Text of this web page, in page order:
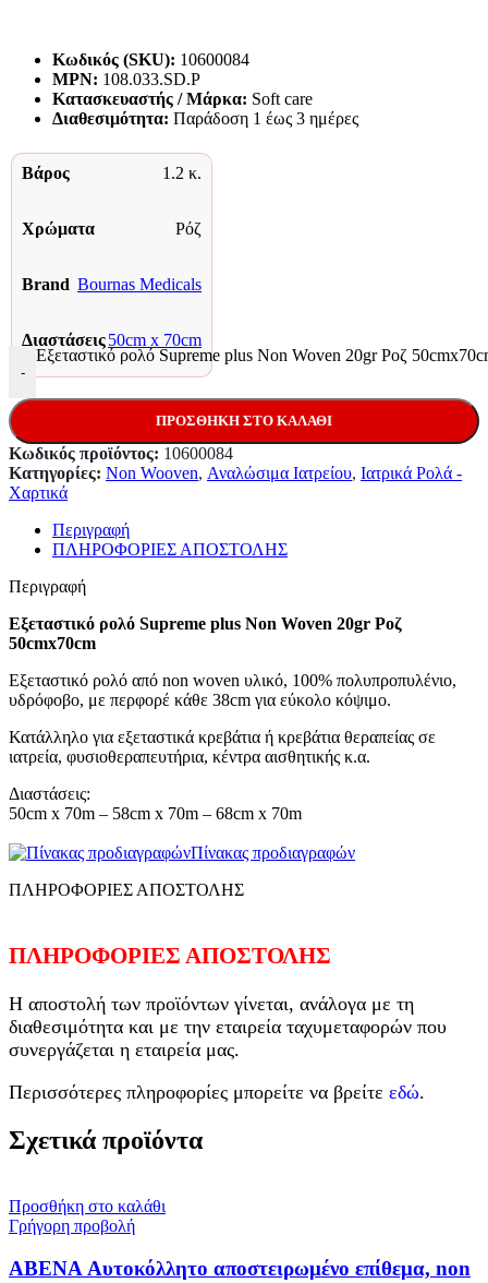
Κωδικός (SKU): 10600084
MPN: 108.033.SD.P
Κατασκευαστής / Μάρκα: Soft care
Διαθεσιμότητα: Παράδoση 1 έως 3 ημέρες
Βάρος 1.2 κ.
Χρώματα Ρόζ
Brand Bournas Medicals
Διαστάσεις50cm x 70cm
-
Εξεταστικό ρολό Supreme plus Non Woven 20gr Ροζ
ΠΡΟΣΘΉΚΗ ΣΤΟ ΚΑΛΆΘΙ
Κωδικός προϊόντος: 10600084
Κατηγορίες: Non Wooven, Αναλώσιμα Ιατρείου, Ιατρικά Ρολά -
Χαρτικά
Περιγραφή
ΠΛΗΡΟΦΟΡΙΕΣ ΑΠΟΣΤΟΛΗΣ
Περιγραφή
Εξεταστικό ρολό Supreme plus Non Woven 20gr Ροζ
50cmx70cm
Εξεταστικό ρολό από non woven υλικό, 100% πολυπροπυλένιο,
υδρόφοβο, με περφορέ κάθε 38cm για εύκολο κόψιμο.
Κατάλληλο για εξεταστικά κρεβάτια ή κρεβάτια θεραπείας σε
ιατρεία, φυσιοθεραπευτήρια, κέντρα αισθητικής κ.α.
Διαστάσεις:
50cm x 70m – 58cm x 70m – 68cm x 70m
Πίνακας προδιαγραφών
ΠΛΗΡΟΦΟΡΙΕΣ ΑΠΟΣΤΟΛΗΣ
ΠΛΗΡΟΦΟΡΙΕΣ ΑΠΟΣΤΟΛΗΣ
Η αποστολή των προϊόντων γίνεται, ανάλογα με τη
διαθεσιμότητα και με την εταιρεία ταχυμεταφορών που
συνεργάζεται η εταιρεία μας.
Περισσότερες πληροφορίες μπορείτε να βρείτε εδώ.
Σχετικά προϊόντα
Προσθήκη στο καλάθι
Γρήγορη προβολή
ABENA Αυτοκόλλητο αποστειρωμένο επίθεμα, non